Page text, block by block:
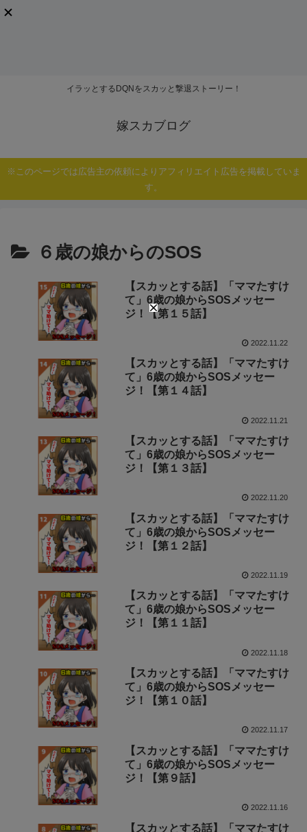
イラッとするDQNをスカッと撃退ストーリー！
嫁スカブログ
※このページでは広告主の依頼によりアフィリエイト広告を掲載していま
す。
６歳の娘からのSOS
【スカッとする話】「ママたすけ
て」6歳の娘からSOSメッセー
ジ！【第１５話】
2022.11.22
【スカッとする話】「ママたすけ
て」6歳の娘からSOSメッセー
ジ！【第１４話】
2022.11.21
【スカッとする話】「ママたすけ
て」6歳の娘からSOSメッセー
ジ！【第１３話】
2022.11.20
【スカッとする話】「ママたすけ
て」6歳の娘からSOSメッセー
ジ！【第１２話】
2022.11.19
【スカッとする話】「ママたすけ
て」6歳の娘からSOSメッセー
ジ！【第１１話】
2022.11.18
【スカッとする話】「ママたすけ
て」6歳の娘からSOSメッセー
ジ！【第１０話】
2022.11.17
【スカッとする話】「ママたすけ
て」6歳の娘からSOSメッセー
ジ！【第９話】
2022.11.16
【スカッとする話】「ママたすけ